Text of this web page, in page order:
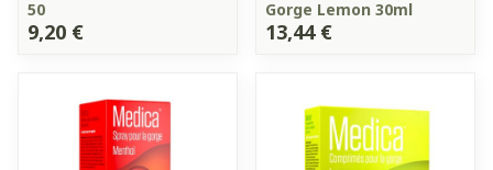
50
9,20 €
Gorge Lemon 30ml
13,44 €